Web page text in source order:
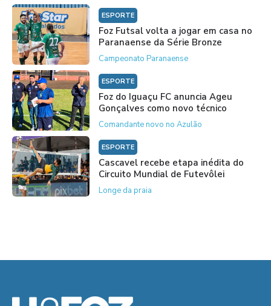
ESPORTE
Foz Futsal volta a jogar em casa no
Paranaense da Série Bronze
Campeonato Paranaense
ESPORTE
Foz do Iguaçu FC anuncia Ageu
Gonçalves como novo técnico
Comandante novo no Azulão
ESPORTE
Cascavel recebe etapa inédita do
Circuito Mundial de Futevôlei
Longe da praia